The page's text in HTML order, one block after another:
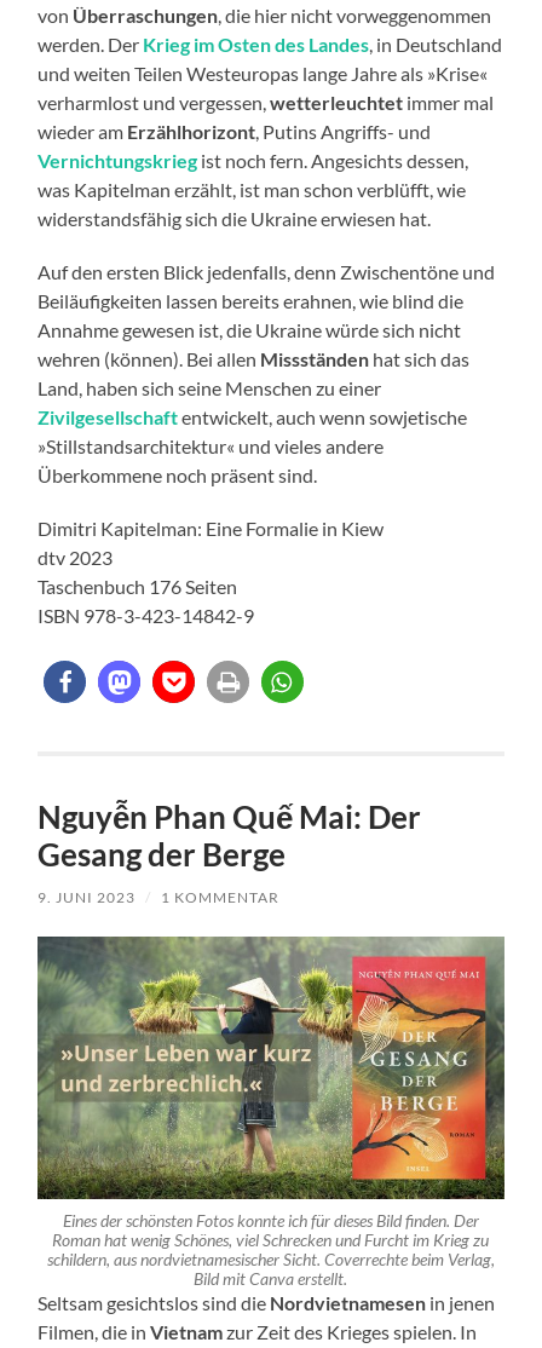
von Überraschungen, die hier nicht vorweggenommen
werden. Der Krieg im Osten des Landes, in Deutschland
und weiten Teilen Westeuropas lange Jahre als »Krise«
verharmlost und vergessen,wetterleuchtet immer mal
wieder am Erzählhorizont, Putins Angriffs- und
Vernichtungskrieg ist noch fern. Angesichts dessen,
was Kapitelman erzählt, ist man schon verblüfft, wie
widerstandsfähig sich die Ukraine erwiesen hat.
Auf den ersten Blick jedenfalls, denn Zwischentöne und
Beiläufigkeiten lassen bereits erahnen, wie blind die
Annahme gewesen ist, die Ukraine würde sich nicht
wehren (können). Bei allen Missständen hat sich das
Land, haben sich seine Menschen zu einer
Zivilgesellschaftentwickelt, auch wenn sowjetische
»Stillstandsarchitektur« und vieles andere
Überkommene noch präsent sind.
Dimitri Kapitelman: Eine Formalie in Kiew
dtv 2023
Taschenbuch 176 Seiten
ISBN 978-3-423-14842-9
Nguyễn Phan Quế Mai: Der
Gesang der Berge
9. JUNI 2023 / 1 KOMMENTAR
Eines der schönsten Fotos konnte ich für dieses Bild finden. Der
Roman hat wenig Schönes, viel Schrecken und Furcht im Krieg zu
schildern, aus nordvietnamesischer Sicht. Coverrechte beim Verlag,
Bild mit Canva erstellt.
Seltsam gesichtslos sind die Nordvietnamesen in jenen
Filmen, die inVietnamzur Zeit des Krieges spielen. In